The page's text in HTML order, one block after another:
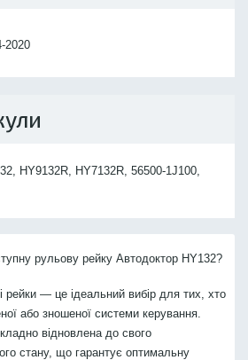
2020
HY9132R, HY7132R, 56500-1J100,
рульову рейку Автодоктор HY132?
рейки — це ідеальний вибір для тих, хто
або зношеної системи керування.
відновлена до свого
стану, що гарантує оптимальну